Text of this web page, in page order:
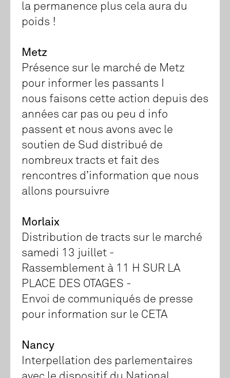
la permanence plus cela aura du
poids !
Metz
Présence sur le marché de Metz
pour informer les passants I
nous faisons cette action depuis des
années car pas ou peu d info
passent et nous avons avec le
soutien de Sud distribué de
nombreux tracts et fait des
rencontres d’information que nous
allons poursuivre
Morlaix
Distribution de tracts sur le marché
samedi 13 juillet -
Rassemblement à 11 H SUR LA
PLACE DES OTAGES -
Envoi de communiqués de presse
pour information sur le CETA
Nancy
Interpellation des parlementaires